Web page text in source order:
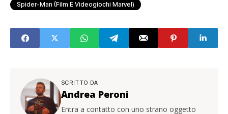
Spider-Man (Film E Videogiochi Marvel)
SCRITTO DA
Andrea Peroni
Entra a contatto con uno strano oggetto